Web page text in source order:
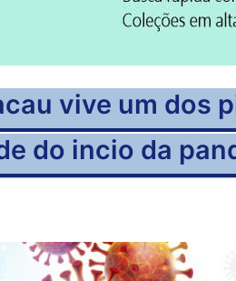
vive um dos
do incio da